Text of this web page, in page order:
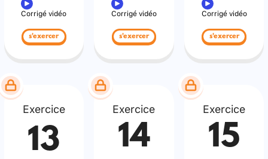
Corrigé vidéo
s'exercer
Corrigé vidéo
s'exercer
Corrigé vidéo
s'exercer
Exercice
13
Exercice
14
Exercice
15